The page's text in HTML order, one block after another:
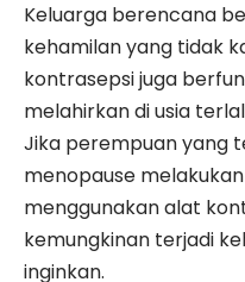
Keluarga berencana
kehamilan yang tidak
kontrasepsi juga
melahirkan di usia
Jika perempuan yang
menopause
menggunakan alat
kemungkinan terjadi
inginkan.